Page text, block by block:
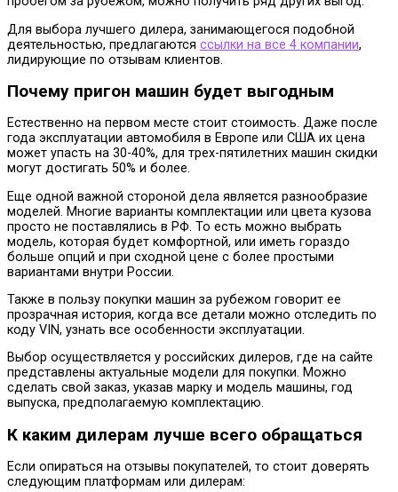
Для выбора лучшего дилера, занимающегося подобной
деятельностью, предлагаются cсылки на все 4 компании,
лидирующие по отзывам клиентов.
Почему пригон машин будет выгодным
Естественно на первом месте стоит стоимость. Даже после
года эксплуатации автомобиля в Европе или США их цена
может упасть на 30-40%, для трех-пятилетних машин скидки
могут достигать 50% и более.
Еще одной важной стороной дела является разнообразие
моделей. Многие варианты комплектации или цвета кузова
просто не поставлялись в РФ. То есть можно выбрать
модель, которая будет комфортной, или иметь гораздо
больше опций и при сходной цене с более простыми
вариантами внутри России.
Также в пользу покупки машин за рубежом говорит ее
прозрачная история, когда все детали можно отследить по
коду VIN, узнать все особенности эксплуатации.
Выбор осуществляется у российских дилеров, где на сайте
представлены актуальные модели для покупки. Можно
сделать свой заказ, указав марку и модель машины, год
выпуска, предполагаемую комплектацию.
К каким дилерам лучше всего обращаться
Если опираться на отзывы покупателей, то стоит доверять
следующим платформам или дилерам: